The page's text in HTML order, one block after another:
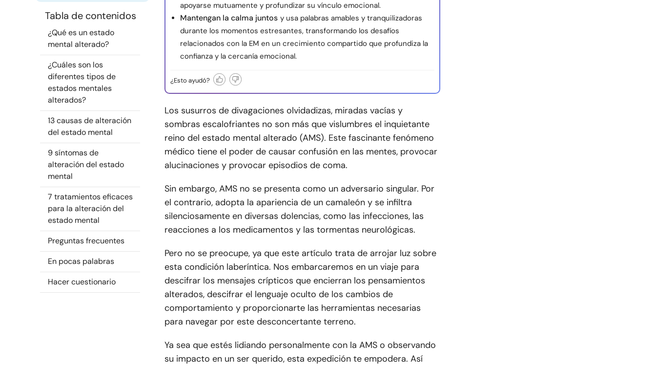
Tabla de contenidos
¿Qué es un estado
mental alterado?
¿Cuáles son los
diferentes tipos de
estados mentales
alterados?
13 causas de alteración
del estado mental
9 síntomas de
alteración del estado
mental
7 tratamientos eficaces
para la alteración del
estado mental
Preguntas frecuentes
En pocas palabras
Hacer cuestionario
apoyarse mutuamente y profundizar su vínculo emocional.
Mantengan la calma juntos y usa palabras amables y tranquilizadoras
durante los momentos estresantes, transformando los desafíos
relacionados con la EM en un crecimiento compartido que profundiza la
confianza y la cercanía emocional.
¿Esto ayudó?
Los susurros de divagaciones olvidadizas, miradas vacías y
sombras escalofriantes no son más que vislumbres el inquietante
reino del estado mental alterado (AMS). Este fascinante fenómeno
médico tiene el poder de causar confusión en las mentes, provocar
alucinaciones y provocar episodios de coma.
Sin embargo, AMS no se presenta como un adversario singular. Por
el contrario, adopta la apariencia de un camaleón y se infiltra
silenciosamente en diversas dolencias, como las infecciones, las
reacciones a los medicamentos y las tormentas neurológicas.
Pero no se preocupe, ya que este artículo trata de arrojar luz sobre
esta condición laberíntica. Nos embarcaremos en un viaje para
descifrar los mensajes crípticos que encierran los pensamientos
alterados, descifrar el lenguaje oculto de los cambios de
comportamiento y proporcionarte las herramientas necesarias
para navegar por este desconcertante terreno.
Ya sea que estés lidiando personalmente con la AMS o observando
su impacto en un ser querido, esta expedición te empodera. Así